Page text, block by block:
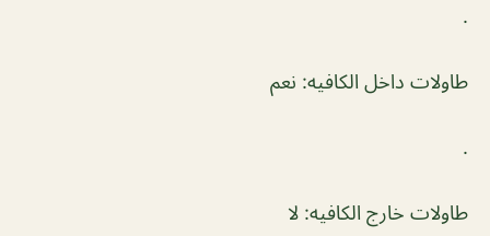
.
طاولات داخل الكافيه: نعم
.
طاولات خارج الكافيه: لا